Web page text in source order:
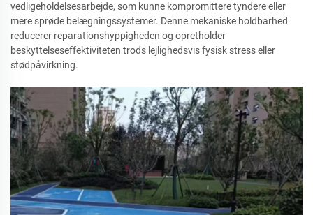
vedligeholdelsesarbejde, som kunne kompromittere tyndere eller
mere sprøde belægningssystemer. Denne mekaniske holdbarhed
reducerer reparationshyppigheden og opretholder
beskyttelseseffektiviteten trods lejlighedsvis fysisk stress eller
stødpåvirkning.